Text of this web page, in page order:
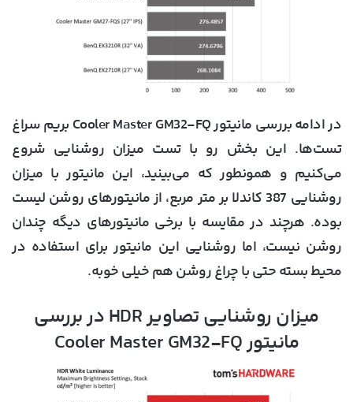
در ادامه بررسی مانیتور Cooler Master GM32-FQ بریم سراغ
تست‌ها. این بخش رو با تست میزان روشنایی شروع
می‌کنیم و همونطور که می‌بینید، این مانیتور با میزان
روشنایی 387 کاندلا بر متر مربع، از مانیتورهای روشن لیست
بوده. هرچند در مقایسه با برخی مانیتورهای دیگه چندان
روشن نیست، اما روشنایی این مانیتور برای استفاده در
محیط بسته حتی با چراغ روشن هم خیلی خوبه.
میزان روشنایی تصاویر HDR در بررسی
مانیتور Cooler Master GM32-FQ